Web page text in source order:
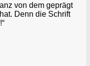
von dem geprägt
Denn die Schrift